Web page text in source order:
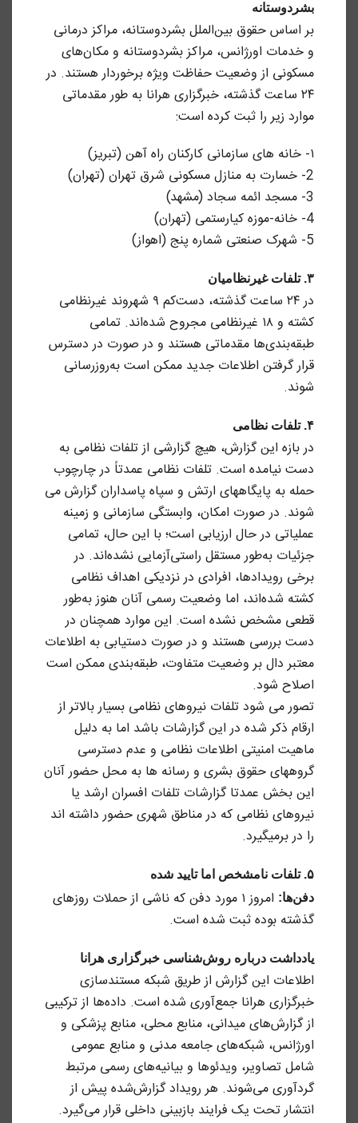
بشردوستانه
بر اساس حقوق بین‌الملل بشردوستانه، مراکز درمانی
و خدمات اورژانس، مراکز بشردوستانه و مکان‌های
مسکونی از وضعیت حفاظت ویژه برخوردار هستند. در
۲۴ ساعت گذشته، خبرگزاری هرانا به طور مقدماتی
موارد زیر را ثبت کرده است:
۱- خانه های سازمانی کارکنان راه آهن (تبریز)
2- خسارت به منازل مسکونی شرق تهران (تهران)
3- مسجد ائمه سجاد (مشهد)
4- خانه-موزه کیارستمی (تهران)
5- شهرک صنعتی شماره پنج (اهواز)
۳. تلفات غیرنظامیان
در ۲۴ ساعت گذشته، دست‌کم ۹ شهروند غیرنظامی
کشته و ۱۸ غیرنظامی مجروح شده‌اند. تمامی
طبقه‌بندی‌ها مقدماتی هستند و در صورت در دسترس
قرار گرفتن اطلاعات جدید ممکن است به‌روزرسانی
شوند.
۴. تلفات نظامی
در بازه این گزارش، هیچ گزارشی از تلفات نظامی به
دست نیامده است. تلفات نظامی عمدتاً در چارچوب
حمله به پایگاههای ارتش و سپاه پاسداران گزارش می
شوند. در صورت امکان، وابستگی سازمانی و زمینه
عملیاتی در حال ارزیابی است؛ با این حال، تمامی
جزئیات به‌طور مستقل راستی‌آزمایی نشده‌اند. در
برخی رویدادها، افرادی در نزدیکی اهداف نظامی
کشته شده‌اند، اما وضعیت رسمی آنان هنوز به‌طور
قطعی مشخص نشده است. این موارد همچنان در
دست بررسی هستند و در صورت دستیابی به اطلاعات
معتبر دال بر وضعیت متفاوت، طبقه‌بندی ممکن است
اصلاح شود.
تصور می شود تلفات نیروهای نظامی بسیار بالاتر از
ارقام ذکر شده در این گزارشات باشد اما به دلیل
ماهیت امنیتی اطلاعات نظامی و عدم دسترسی
گروههای حقوق بشری و رسانه ها به محل حضور آنان
این بخش عمدتا گزارشات تلفات افسران ارشد یا
نیروهای نظامی که در مناطق شهری حضور داشته اند
را در برمیگیرد.
۵. تلفات نامشخص اما تایید شده
دفن‌ها:
امروز ۱ مورد دفن که ناشی از حملات روزهای
گذشته بوده ثبت شده است.
یادداشت درباره روش‌شناسی خبرگزاری هرانا
اطلاعات این گزارش از طریق شبکه مستندسازی
خبرگزاری هرانا جمع‌آوری شده است. داده‌ها از ترکیبی
از گزارش‌های میدانی، منابع محلی، منابع پزشکی و
اورژانس، شبکه‌های جامعه مدنی و منابع عمومی
شامل تصاویر، ویدئوها و بیانیه‌های رسمی مرتبط
گردآوری می‌شوند. هر رویداد گزارش‌شده پیش از
انتشار تحت یک فرایند بازبینی داخلی قرار می‌گیرد.